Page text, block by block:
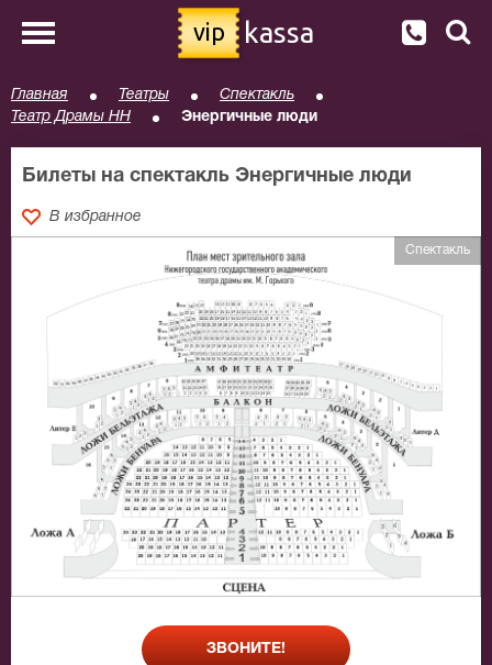
vip kassa
Главная Театры
Спектакль
Театр Драмы НН
Энергичные люди
Билеты на спектакль Энергичные люди
В избранное
Спектакль
ЗВОНИТЕ!